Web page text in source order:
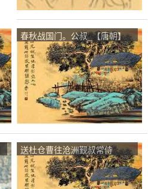
春秋战国门。公叔_【唐朝】
_【周昙】
送杜仓曹往沧洲觐叔常侍
_【唐朝】_【许棠】